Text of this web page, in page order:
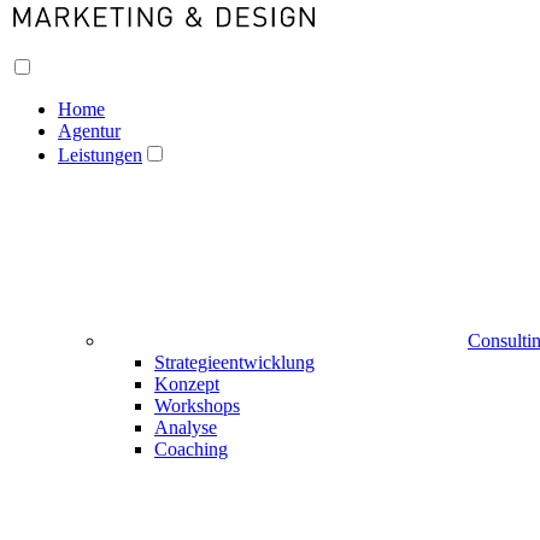
Home
Agentur
Leistungen
Strategieentwicklung
Konzept
Workshops
Analyse
Coaching